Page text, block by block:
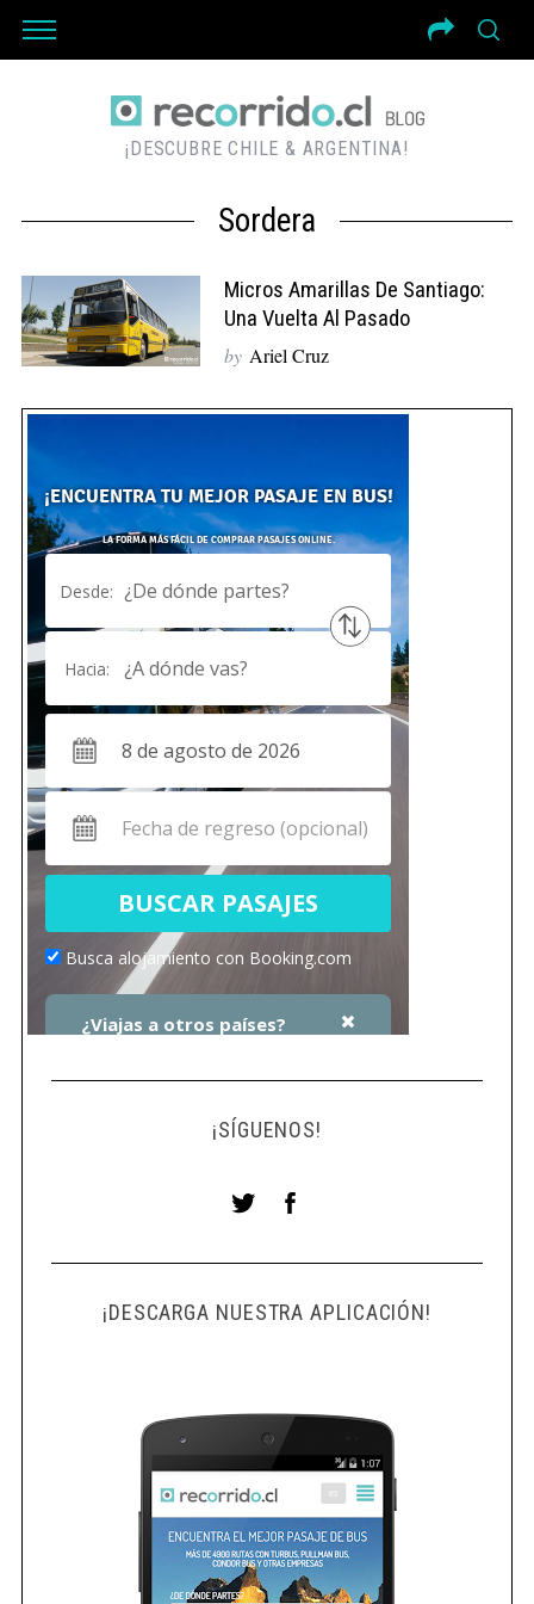
¡DESCUBRE CHILE & ARGENTINA!
Sordera
Micros Amarillas De Santiago:
Una Vuelta Al Pasado
by Ariel Cruz
¡SÍGUENOS!
¡DESCARGA NUESTRA APLICACIÓN!